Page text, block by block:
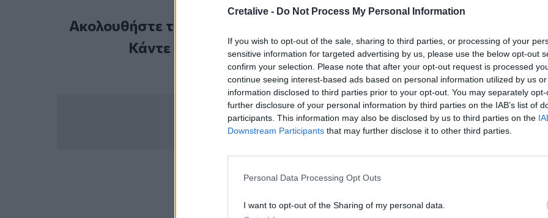
Cretalive - Do Not Process My Personal Information
If you wish to opt-out of the sale, sharing to third parties, or processing of your
sensitive information for targeted advertising by us, please use the below opt-out
confirm your selection. Please note that after your opt-out request is processed
continue seeing interest-based ads based on personal information utilized by us
information disclosed to third parties prior to your opt-out. You may separately
further disclosure of your personal information by third parties on the IAB’s list of
participants. This information may also be disclosed by us to third parties on the
Downstream Participants that may further disclose it to other third parties.
Personal Data Processing Opt Outs
I want to opt-out of the Sharing of my personal data.
Ακολουθήστε το Cretalive στο
Κάντε εγγραφή στο κανάλι μας στοYouTube
ΣΧΕΤΙΚΆ TAGS